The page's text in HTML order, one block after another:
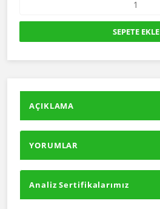
SEPETE EKLE
AÇIKLAMA
YORUMLAR
Analiz Sertifikalarımız